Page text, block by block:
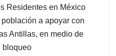
Residentes en México
a apoyar con
Antillas, en medio de
bloqueo